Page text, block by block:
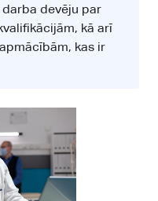
devēju par
kā arī
kas ir